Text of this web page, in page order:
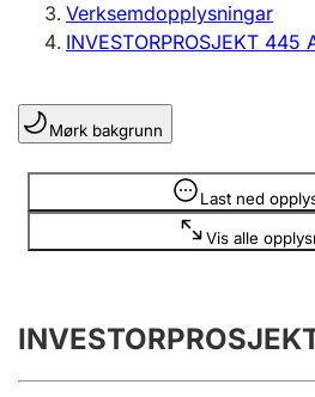
Enkeltpersonføretak
Registrere, endre, slette
Lag og foreining
Registrere, endre, slette
Årsrekneskap
Innsending og
Verksemdopplysningar
INVESTORPROSJEKT 445
Mørk bakgrunn
Last ned
Vis alle
Opplysninger er skjult